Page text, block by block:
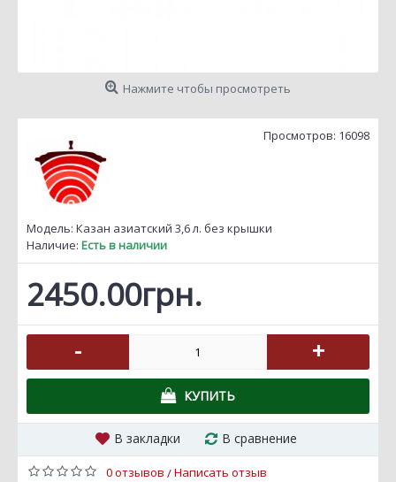
Нажмите чтобы просмотреть
Просмотров: 16098
Модель: Казан азиатский 3,6 л. без крышки
Наличие: Есть в наличии
2450.00грн.
- +
КУПИТЬ
В закладки В сравнение
0 отзывов /Написать отзыв